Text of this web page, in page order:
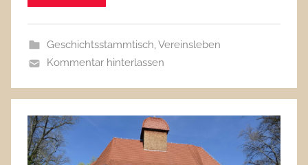
Geschichtsstammtisch,Vereinsleben
Kommentar hinterlassen